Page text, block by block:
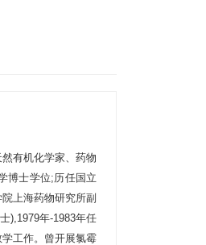
有机化学家、药物
博士学位;历任国立
上海药物研究所副
),1979年-1983年任
工作。曾开展氯霉